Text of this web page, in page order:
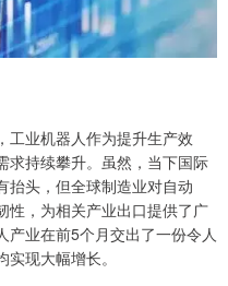
工业机器人作为提升生产效
求持续攀升。虽然，当下国际
抬头，但全球制造业对自动
性，为相关产业出口提供了广
产业在前5个月交出了一份令人
现大幅增长。